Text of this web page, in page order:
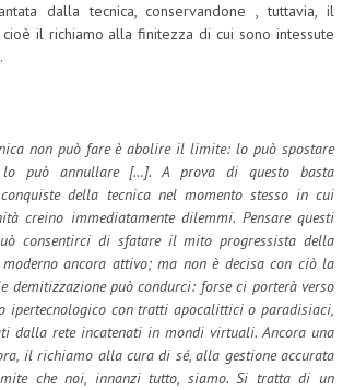
dalla tecnica, conservandone , tuttavia, il
il richiamo alla finitezza di cui sono intessute
non può fare è abolire il limite: lo può spostare
lo può annullare […]. A prova di questo basta
della tecnica nel momento stesso in cui
creino immediatamente dilemmi. Pensare questi
consentirci di sfatare il mito progressista della
ancora attivo; ma non è decisa con ciò la
demitizzazione può condurci: forse ci porterà verso
ipertecnologico con tratti apocalittici o paradisiaci,
dalla rete incatenati in mondi virtuali. Ancora una
il richiamo alla cura di sé, alla gestione accurata
che noi, innanzi tutto, siamo. Si tratta di un